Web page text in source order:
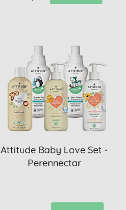
Attitude Baby Love Set -
Perennectar